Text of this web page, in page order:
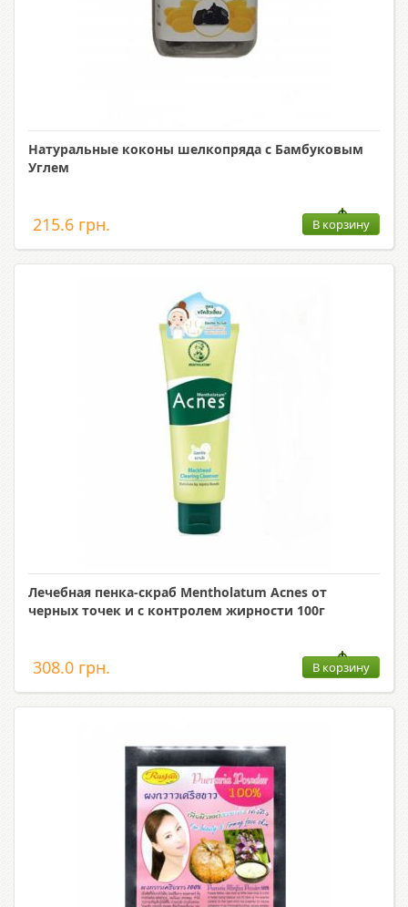
Натуральные коконы шелкопряда с Бамбуковым
Углем
215.6 грн. В корзину
Лечебная пенка-скраб Mentholatum Acnes от
черных точек и с контролем жирности 100г
308.0 грн. В корзину